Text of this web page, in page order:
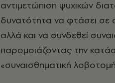
αντιμετώπιση ψυχικών
δυνατότητα να φτάσει σε
αλλά και να συνδεθεί
παρομοιάζοντας την
«συναισθηματική